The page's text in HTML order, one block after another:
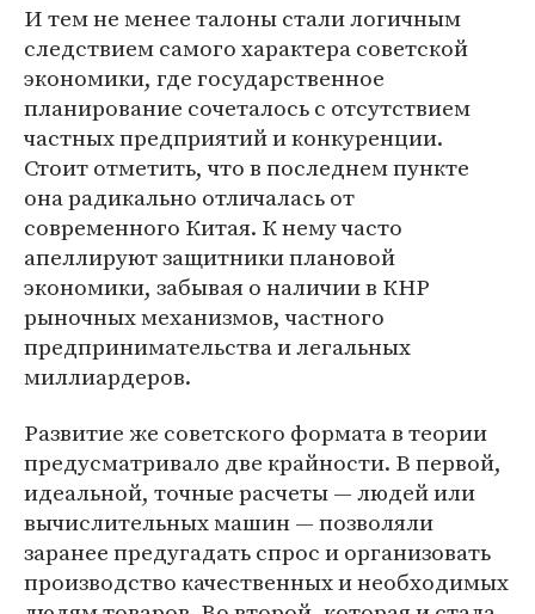
И тем не менее талоны стали логичным
следствием самого характера советской
экономики, где государственное
планирование сочеталось с отсутствием
частных предприятий и конкуренции.
Стоит отметить, что в последнем пункте
она радикально отличалась от
современного Китая. К нему часто
апеллируют защитники плановой
экономики, забывая о наличии в КНР
рыночных механизмов, частного
предпринимательства и легальных
миллиардеров.
Развитие же советского формата в теории
предусматривало две крайности. В первой,
идеальной, точные расчеты — людей или
вычислительных машин — позволяли
заранее предугадать спрос и организовать
производство качественных и необходимых